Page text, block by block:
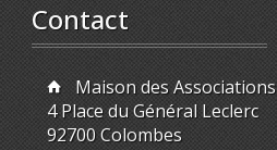
Contact
Maison des Associations
4 Place du Général Leclerc
92700 Colombes